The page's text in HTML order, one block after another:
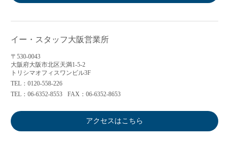
イー・スタッフ大阪営業所
〒530-0043
大阪府大阪市北区天満1-5-2
トリシマオフィスワンビル3F
TEL：0120-558-226
TEL：06-6352-8553
FAX：06-6352-8653
アクセスはこちら